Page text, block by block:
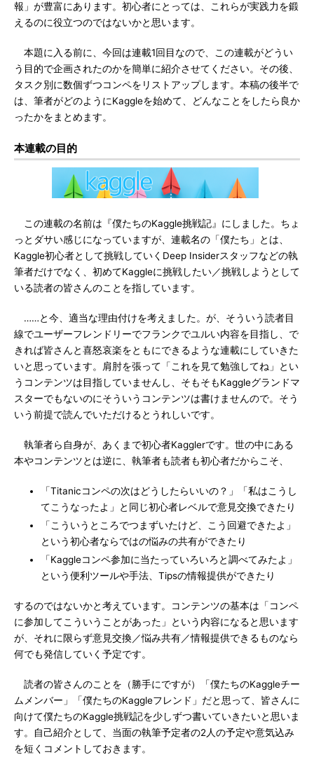
報」が豊富にあります。初心者にとっては、これらが実践力を鍛
えるのに役立つのではないかと思います。
本題に入る前に、今回は連載1回目なので、この連載がどうい
う目的で企画されたのかを簡単に紹介させてください。その後、
タスク別に数個ずつコンペをリストアップします。本稿の後半で
は、筆者がどのようにKaggleを始めて、どんなことをしたら良か
ったかをまとめます。
本連載の目的
この連載の名前は『僕たちのKaggle挑戦記』にしました。ちょ
っとダサい感じになっていますが、連載名の「僕たち」とは、
Kaggle初心者として挑戦していくDeep Insiderスタッフなどの執
筆者だけでなく、初めてKaggleに挑戦したい／挑戦しようとして
いる読者の皆さんのことを指しています。
……と今、適当な理由付けを考えました。が、そういう読者目
線でユーザーフレンドリーでフランクでユルい内容を目指し、で
きれば皆さんと喜怒哀楽をともにできるような連載にしていきた
いと思っています。肩肘を張って「これを見て勉強してね」とい
うコンテンツは目指していませんし、そもそもKaggleグランドマ
スターでもないのにそういうコンテンツは書けませんので。そう
いう前提で読んでいただけるとうれしいです。
執筆者ら自身が、あくまで初心者Kagglerです。世の中にある
本やコンテンツとは逆に、執筆者も読者も初心者だからこそ、
「Titanicコンペの次はどうしたらいいの？」「私はこうし
てこうなったよ」と同じ初心者レベルで意見交換できたり
「こういうところでつまずいたけど、こう回避できたよ」
という初心者ならではの悩みの共有ができたり
「Kaggleコンペ参加に当たっていろいろと調べてみたよ」
という便利ツールや手法、Tipsの情報提供ができたり
するのではないかと考えています。コンテンツの基本は「コンペ
に参加してこういうことがあった」という内容になると思います
が、それに限らず意見交換／悩み共有／情報提供できるものなら
何でも発信していく予定です。
読者の皆さんのことを（勝手にですが）「僕たちのKaggleチー
ムメンバー」「僕たちのKaggleフレンド」だと思って、皆さんに
向けて僕たちのKaggle挑戦記を少しずつ書いていきたいと思いま
す。自己紹介として、当面の執筆予定者の2人の予定や意気込み
を短くコメントしておきます。